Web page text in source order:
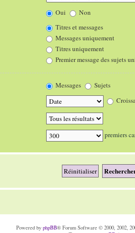
Oui Non
Titres et messages
Messages uniquement
Titres uniquement
Premier message des sujets
Messages Sujets
premiers
Powered by phpBB® Forum Software © 2000, 2002,